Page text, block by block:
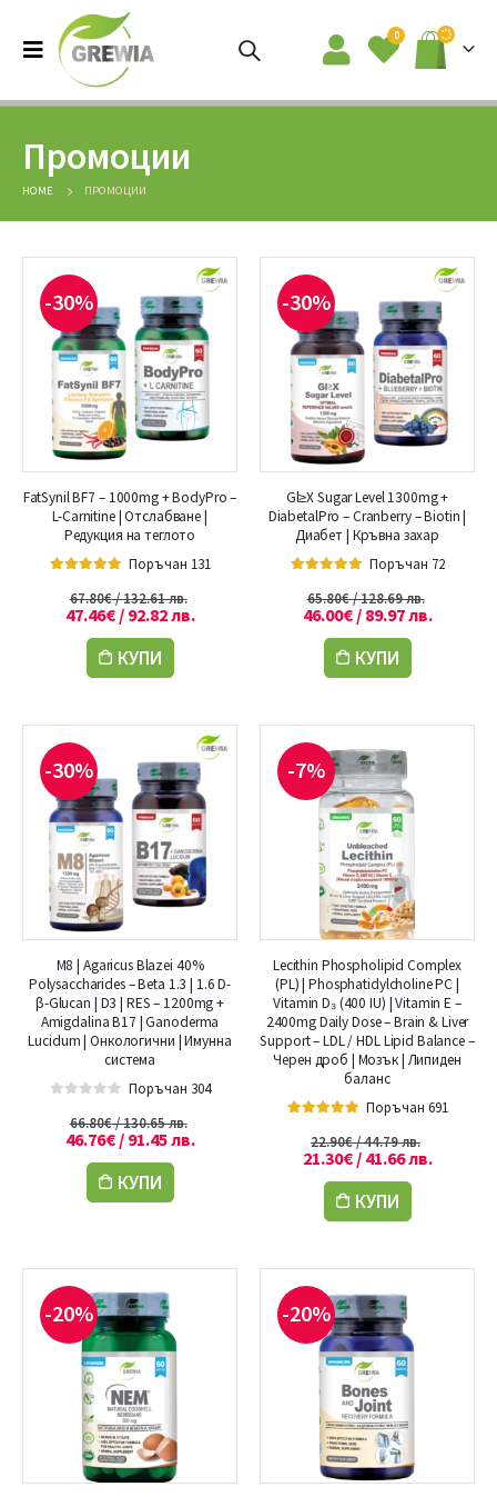
0
Промоции
HOME ПРОМОЦИИ
-30%
FatSynil BF7 – 1000mg + BodyPro –
L-Carnitine | Отслабване |
Редукция на теглото
Поръчан 131
67.80€/ 132.61 лв.
47.46€/ 92.82 лв.
КУПИ
-30%
Gl≥Х Sugar Level 1300mg +
DiabetalPro – Cranberry – Biotin |
Диабет | Кръвна захар
Поръчан 72
65.80€/ 128.69 лв.
46.00€/ 89.97 лв.
КУПИ
-30%
M8 | Agaricus Blazei 40%
Polysaccharides – Beta 1.3 | 1.6 D-
β-Glucan | D3 | RES – 1200mg +
Amigdalina B17 | Ganoderma
Lucidum | Онкологични | Имунна
система
Поръчан 304
66.80€/ 130.65 лв.
46.76€/ 91.45 лв.
КУПИ
-7%
Lecithin Phospholipid Complex
(PL) | Phosphatidylcholine PC |
Vitamin D₃ (400 IU) | Vitamin E –
2400mg Daily Dose – Brain & Liver
Support – LDL / HDL Lipid Balance –
Черен дроб | Мозък | Липиден
баланс
Поръчан 691
22.90€/ 44.79 лв.
21.30€/ 41.66 лв.
КУПИ
-20% -20%